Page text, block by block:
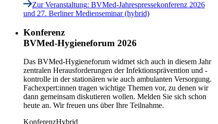
Zur Veranstaltung: BVMed-Jahrespressekonferenz 2026
und 27. Berliner Medienseminar (hybrid)
Konferenz
BVMed-Hygieneforum 2026
Das BVMed-Hygieneforum widmet sich auch in diesem Jahr
zentralen Herausforderungen der Infektionsprävention und -
kontrolle in der stationären wie auch ambulanten Versorgung.
Fachexpert:innen tragen wichtige Themen vor, zu denen wir
dann gemeinsam diskutieren wollen. Melden Sie sich schon
heute an. Wir freuen uns über Ihre Teilnahme.
KonferenzHybrid